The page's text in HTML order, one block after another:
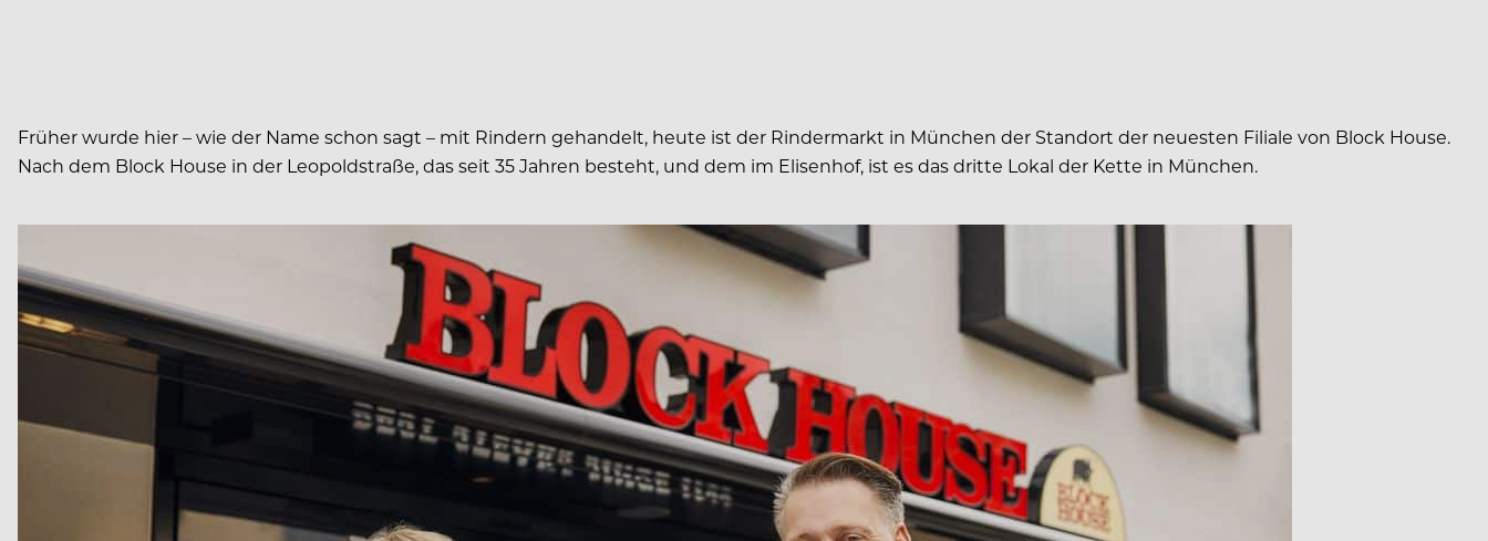
Früher wurde hier – wie der Name schon sagt – mit Rindern gehandelt, heute ist der Rindermarkt in München der Standort der neuesten Filiale von Block House.
Nach dem Block House in der Leopoldstraße, das seit 35 Jahren besteht, und dem im Elisenhof, ist es das dritte Lokal der Kette in München.